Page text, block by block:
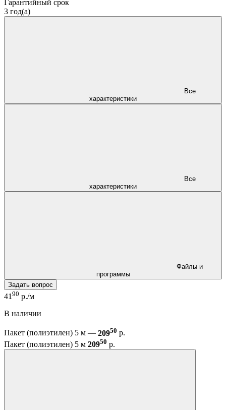
Гарантийный срок
3 год(а)
характеристики
характеристики
программы
Задать вопрос
41 90 р./м
В наличии
Пакет (полиэтилен) 5 м — 20950 р.
Пакет (полиэтилен) 5 м 20950 р.